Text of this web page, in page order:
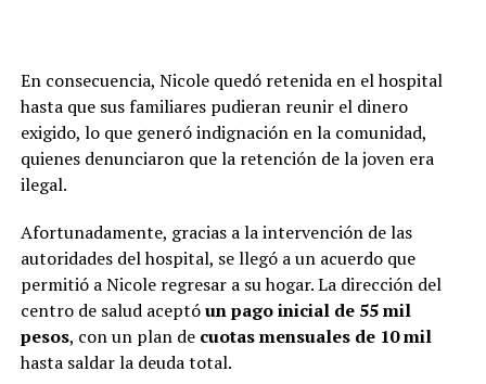
En consecuencia, Nicole quedó retenida en el hospital
hasta que sus familiares pudieran reunir el dinero
exigido, lo que generó indignación en la comunidad,
quienes denunciaron que la retención de la joven era
ilegal.
Afortunadamente, gracias a la intervención de las
autoridades del hospital, se llegó a un acuerdo que
permitió a Nicole regresar a su hogar. La dirección del
centro de salud aceptóun pago inicial de 55 mil
pesos, con un plan de cuotas mensuales de 10 mil
hasta saldar la deuda total.